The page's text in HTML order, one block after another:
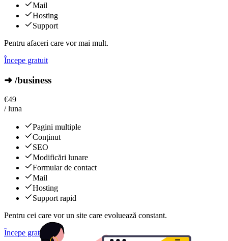
Mail
Hosting
Support
Pentru afaceri care vor mai mult.
Începe gratuit
➜ /business
€49
/ luna
Pagini multiple
Conținut
SEO
Modificări lunare
Formular de contact
Mail
Hosting
Support rapid
Pentru cei care vor un site care evoluează constant.
Începe gratuit